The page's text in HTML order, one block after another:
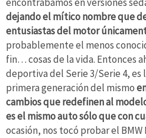
encontrábamos en versiones
dejando el mítico nombre que
entusiastas del motor
probablemente el menos
fin… cosas de la vida. Entonces
deportiva del Serie 3/Serie 4, es
primera generación del mismo
cambios que redefinen al
es el mismo auto sólo que con
ocasión, nos tocó probar el BMW